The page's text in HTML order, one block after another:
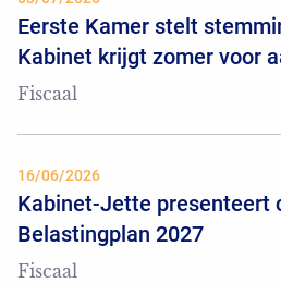
Eerste Kamer stelt
Kabinet krijgt zomer voor
Fiscaal
16/06/2026
Kabinet-Jette presenteert
Belastingplan 2027
Fiscaal